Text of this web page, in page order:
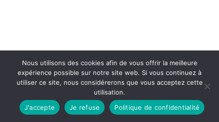
Nous utilisons des cookies afin de vous offrir la meilleure
expérience possible sur notre site web. Si vous continuez à
utiliser ce site, nous considérerons que vous acceptez cette
utilisation.
J'accepte
Je refuse Politique de confidentialité